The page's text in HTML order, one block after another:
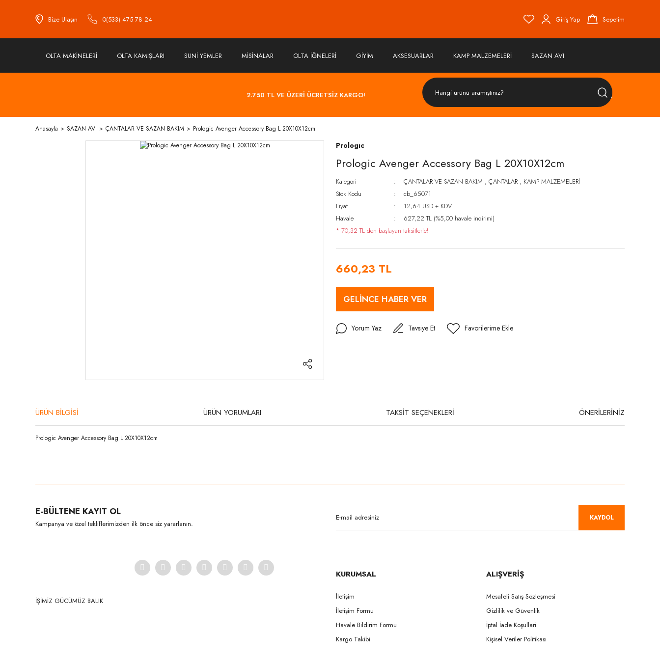
Bize Ulaşın 0(533) 475 78 24 Giriş Yap Sepetim
OLTA MAKİNELERİ OLTA KAMIŞLARI SUNİ YEMLER MİSİNALAR OLTA İĞNELERİ GİYİM AKSESUARLAR KAMP MALZEMELERİ SAZAN AVI
2.750 TL VE ÜZERİ ÜCRETSİZ KARGO!
ÜRÜN
Anasayfa SAZAN AVI ÇANTALAR VE SAZAN BAKIM Prologic Avenger Accessory Bag L 20X10X12cm
Prologıc
Prologic Avenger Accessory Bag L 20X10X12cm
Kategori ÇANTALAR VE SAZAN BAKIM , ÇANTALAR , KAMP MALZEMELERİ
Stok Kodu
cb_65071
Fiyat
12,64 USD + KDV
Havale
627,22 TL (%5,00 havale indirimi)
* 70,32 TL den başlayan taksitlerle!
660,23 TL
GELİNCE HABER VER
Yorum Yaz Tavsiye Et
ÜRÜN BİLGİSİ ÜRÜN YORUMLARI TAKSİT SEÇENEKLERİ ÖNERİLERİNİZ
Prologic Avenger Accessory Bag L 20X10X12cm
Ürün açıklamasında eksik bilgiler bulunuyor.
Ürün bilgilerinde hatalar bulunuyor.
E-BÜLTENE KAYIT OL
Kampanya ve özel tekliflerimizden ilk önce siz yararlanın.
KAYDOL
İŞİMİZ GÜCÜMÜZ BALIK
KURUMSAL
İletişim
İletişim Formu
Havale Bildirim Formu
Kargo Takibi
ALIŞVERİŞ
Mesafeli Satış Sözleşmesi
Gizlilik ve Güvenlik
İptal İade Koşullari
Kişisel Veriler Politikası